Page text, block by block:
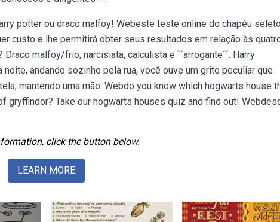
potter ou draco malfoy! Webeste teste online do chapéu
custo e lhe permitirá obter seus resultados em relação às
malfoy/frio, narcisiata, calculista e ``arrogante´´. Harry
andando sozinho pela rua, você ouve um grito peculiar que
mantendo uma mão. Webdo you know which hogwarts house
gryffindor? Take our hogwarts houses quiz and find out!
click the button below.
LEARN MORE